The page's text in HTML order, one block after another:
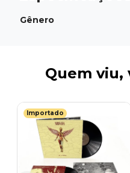
Gênero
Quem viu,
Importado